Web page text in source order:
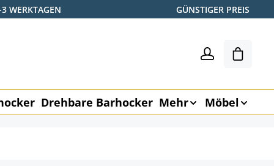
WERKTAGEN GÜNSTIGER PREIS
Drehbare Barhocker Mehr Möbel